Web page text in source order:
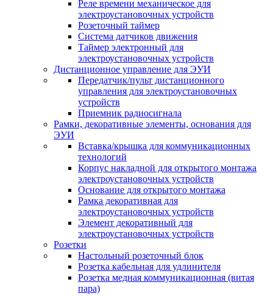
Реле времени механическое для
электроустановочных устройств
Розеточный таймер
Система датчиков движения
Таймер электронный для
электроустановочных устройств
Дистанционное управление для ЭУИ
Передатчик/пульт дистанционного
управления для электроустановочных
устройств
Приемник радиосигнала
Рамки, декоративные элементы, основания для
ЭУИ
Вставка/крышка для коммуникационных
технологий
Корпус накладной для открытого монтажа
электроустановочных устройств
Основание для открытого монтажа
Рамка декоративная для
электроустановочных устройств
Элемент декоративный для
электроустановочных устройств
Розетки
Настольный розеточный блок
Розетка кабельная для удлинителя
Розетка медная коммуникационная (витая
пара)